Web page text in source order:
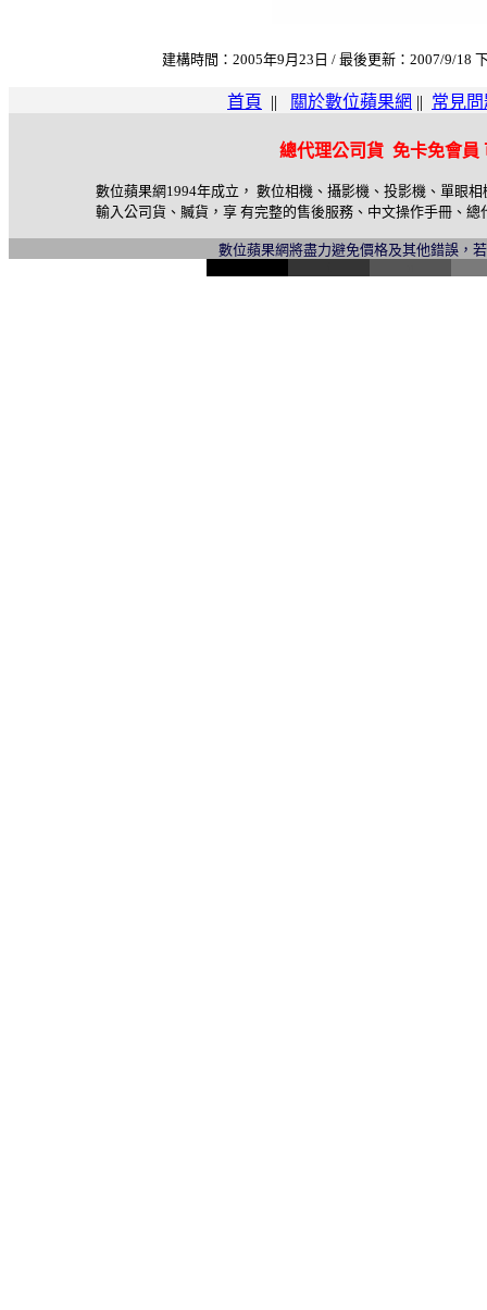
建構時間：2005年9月23日 / 最後更新：2007/9/
首頁 || 關於數位蘋果網 || 常見
總代理公司貨 免卡免會
數位蘋果網1994年成立， 數位相機、攝影機、投影機、單眼
輸入公司貨、贓貨，享 有完整的售後服務、中文操作手冊、
數位蘋果網將盡力避免價格及其他錯誤，